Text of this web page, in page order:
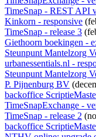
TimeSnap - REST API
Kinkorn - responsive
TimeSnap - release 3
Giethoorn boekingen -
Steunpunt Mantelzorg
urbanessentials.nl -
Steunpunt Mantelzorg
P. Pijnenburg BV
backoffice
TimeSnapExchange -
TimeSnap - release 2
backoffice